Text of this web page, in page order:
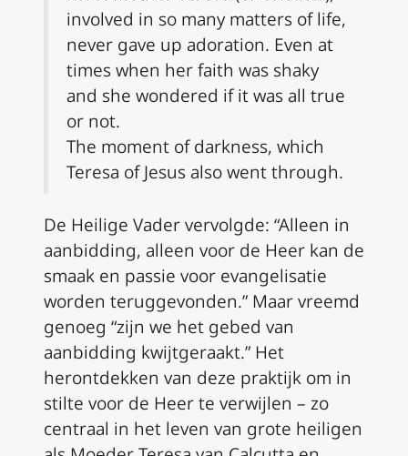
involved in so many matters of life,
never gave up adoration. Even at
times when her faith was shaky
and she wondered if it was all true
or not.
The moment of darkness, which
Teresa of Jesus also went through.
De Heilige Vader vervolgde: “Alleen in
aanbidding, alleen voor de Heer kan de
smaak en passie voor evangelisatie
worden teruggevonden.” Maar vreemd
genoeg “zijn we het gebed van
aanbidding kwijtgeraakt.” Het
herontdekken van deze praktijk om in
stilte voor de Heer te verwijlen – zo
centraal in het leven van grote heiligen